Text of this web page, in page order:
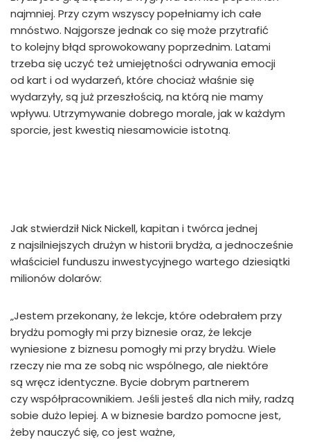
najmniej. Przy czym wszyscy popełniamy ich całe
mnóstwo. Najgorsze jednak co się może przytrafić
to kolejny błąd sprowokowany poprzednim. Latami
trzeba się uczyć też umiejętności odrywania emocji
od kart i od wydarzeń, które chociaż właśnie się
wydarzyły, są już przeszłością, na którą nie mamy
wpływu. Utrzymywanie dobrego morale, jak w każdym
sporcie, jest kwestią niesamowicie istotną.
Jak stwierdził Nick Nickell, kapitan i twórca jednej
z najsilniejszych drużyn w historii brydża, a jednocześnie
właściciel funduszu inwestycyjnego wartego dziesiątki
milionów dolarów:
„Jestem przekonany, że lekcje, które odebrałem przy
brydżu pomogły mi przy biznesie oraz, że lekcje
wyniesione z biznesu pomogły mi przy brydżu. Wiele
rzeczy nie ma ze sobą nic wspólnego, ale niektóre
są wręcz identyczne. Bycie dobrym partnerem
czy współpracownikiem. Jeśli jesteś dla nich miły, radzą
sobie dużo lepiej. A w biznesie bardzo pomocne jest,
żeby nauczyć się, co jest ważne,